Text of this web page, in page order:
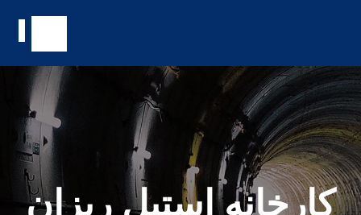
کارخانه استیل ریزان